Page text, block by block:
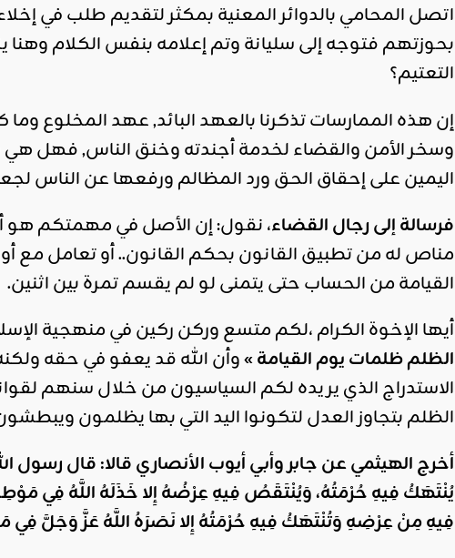
اتصل المحامي بالدوائر المعنية بمكثر لتقديم طلب في
بحوزتهم فتوجه إلى سليانة وتم إعلامه بنفس الكلام وهنا
التعتيم؟
إن هذه الممارسات تذكرنا بالعهد البائد, عهد المخلوع
وسخر الأمن والقضاء لخدمة أجندته وخنق الناس, فهل
اليمين على إحقاق الحق ورد المظالم ورفعها عن
فرسالة إلى رجال القضاء، نقول: إن الأصل في مهمتكم هو
مناص له من تطبيق القانون بحكم القانون.. أو تعامل مع
القيامة من الحساب حتى يتمنى لو لم يقسم تمرة بين اثنين.
أيها الإخوة الكرام ،لكم متسع وركن ركين في منهجية
الظلم ظلمات يوم القيامة »وأن الله قد يعفو في حقه
الاستدراج الذي يريده لكم السياسيون من خلال سنهم
الظلم بتجاوز العدل لتكونوا اليد التي بها يظلمون
أخرج الهيثمي عن جابر وأبي أيوب الأنصاري قالا: قال رسول
يُنْتَهَكُ فِيهِ حُرْمَتُهُ، وَيُنْتَقَصُ فِيهِ عِرْضُهُ إِلا خَذَلَهُ اللَّهُ فِي
فِيهِ مِنْ عِرْضِهِ وَتُنْتَهَكُ فِيهِ حُرْمَتُهُ إِلا نَصَرَهُ اللَّهُ عَزَّ وَجَلَّ